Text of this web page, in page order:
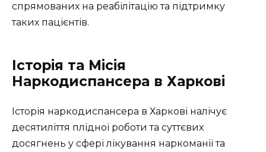
спрямованих на реабілітацію та підтримку
таких пацієнтів.
Історія та Місія
Наркодиспансера в Харкові
Історія наркодиспансера в Харкові налічує
десятиліття плідної роботи та суттєвих
досягнень у сфері лікування наркоманії та